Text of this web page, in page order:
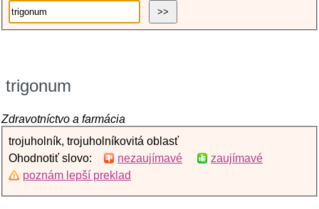
trigonum
Zdravotníctvo a farmácia
trojuholník, trojuholníkovitá oblasť
Ohodnotiť slovo:
nezaujímavé
zaujímavé
poznám lepší preklad